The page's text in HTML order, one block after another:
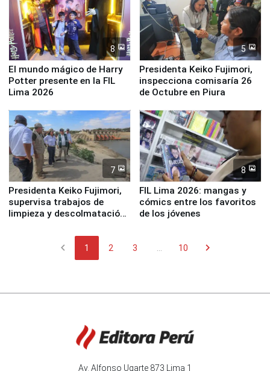
8
El mundo mágico de Harry
Potter presente en la FIL
Lima 2026
5
Presidenta Keiko Fujimori,
inspecciona comisaría 26
de Octubre en Piura
7
Presidenta Keiko Fujimori,
supervisa trabajos de
limpieza y descolmatación
8
FIL Lima 2026: mangas y
cómics entre los favoritos
de los jóvenes
chevron_left 1 2 3 10 chevron_right
Av. Alfonso Ugarte 873 Lima 1